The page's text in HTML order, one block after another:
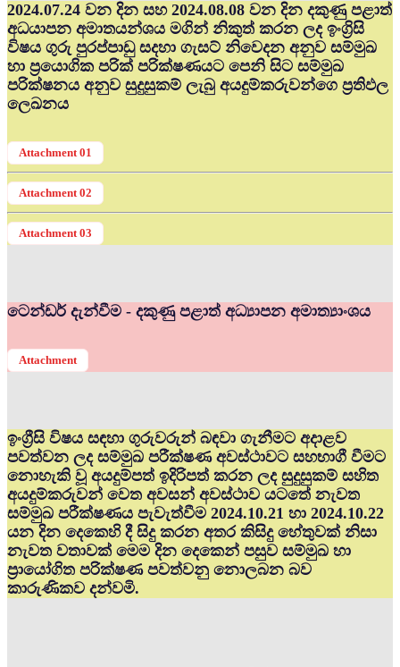
2024.07.24 වන දින සහ 2024.08.08 වන දින දකුණු පළාත්
අධ‍යාපන අමාතයන්ශය මගින් නිකුත් කරන ලද ඉංග්‍රිසි
විෂය ගුරු පුරප්පාඩු සදහා ගැසට් නිවෙදන අනුව සම්මුඛ
හා ප්‍රයොගික පරික් පරික්ෂණයට පෙනි සිට සම්මුඛ
පරික්ෂනය අනුව සුදුසුකම් ලැබු අයදුම්කරුවන්ගෙ ප්‍රතිඵල
ලෙඛනය
Attachment 01
Attachment 02
Attachment 03
ටෙන්ඩර් දැන්වීම - දකුණු පළාත් අධ්‍යාපන අමාත්‍යාංශය
Attachment
ඉංග්‍රීසි විෂය සඳහා ගුරුවරුන් බඳවා ගැනීමට අදාළව
පවත්වන ලද සම්මුඛ පරීක්ෂණ අවස්ථාවට සහභාගී වීමට
නොහැකි වූ අයදුම්පත් ඉදිරිපත් කරන ලද සුදුසුකම් සහිත
අයදුම්කරුවන් වෙත අවසන් අවස්ථාව යටතේ නැවත
සම්මුඛ පරීක්ෂණය පැවැත්වීම 2024.10.21 හා 2024.10.22
යන දින දෙකෙහි දී සිදු කරන අතර කිසිදු හේතුවක් නිසා
නැවත වතාවක් මෙම දින දෙකෙන් පසුව සම්මුඛ හා
ප්‍රායෝගිත පරික්ෂණ පවත්වනු නොලබන බව
කාරුණිකව දන්වමි.